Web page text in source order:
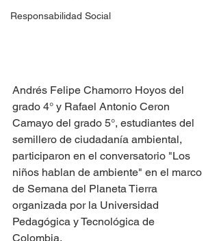
Responsabilidad Social
Andrés Felipe Chamorro Hoyos del
grado 4° y Rafael Antonio Ceron
Camayo del grado 5°, estudiantes del
semillero de ciudadanía ambiental,
participaron en el conversatorio "Los
niños hablan de ambiente" en el marco
de Semana del Planeta Tierra
organizada por la Universidad
Pedagógica y Tecnológica de
Colombia.